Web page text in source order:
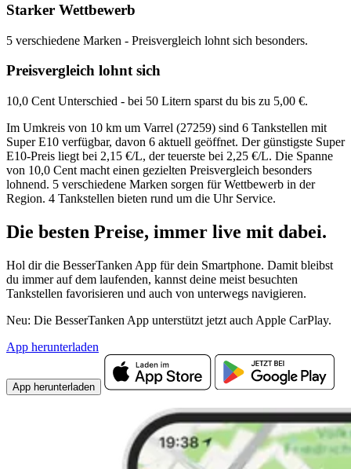
Starker Wettbewerb
5 verschiedene Marken - Preisvergleich lohnt sich besonders.
Preisvergleich lohnt sich
10,0 Cent Unterschied - bei 50 Litern sparst du bis zu 5,00 €.
Im Umkreis von 10 km um Varrel (27259) sind 6 Tankstellen mit
Super E10 verfügbar, davon 6 aktuell geöffnet. Der günstigste Super
E10-Preis liegt bei 2,15 €/L, der teuerste bei 2,25 €/L. Die Spanne
von 10,0 Cent macht einen gezielten Preisvergleich besonders
lohnend. 5 verschiedene Marken sorgen für Wettbewerb in der
Region. 4 Tankstellen bieten rund um die Uhr Service.
Die besten Preise, immer live mit dabei.
Hol dir die BesserTanken App für dein Smartphone. Damit bleibst
du immer auf dem laufenden, kannst deine meist besuchten
Tankstellen favorisieren und auch von unterwegs navigieren.
Neu: Die BesserTanken App unterstützt jetzt auch Apple CarPlay.
App herunterladen
App herunterladen